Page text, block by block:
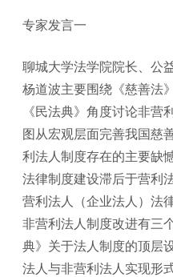
专家发言一
聊城大学法学院院长、公
杨道波主要围绕《慈善法
《民法典》角度讨论非营
图从宏观层面完善我国慈
利法人制度存在的主要缺
法律制度建设滞后于营利
营利法人（企业法人）法
非营利法人制度改进有三
典》关于法人制度的顶层
法人与非营利法人实现形